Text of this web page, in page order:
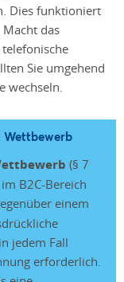
Dies funktioniert
das
Sie umgehend
wechseln.
Wettbewerb
(§ 7
B2C-Bereich
einem
jedem Fall
erforderlich.